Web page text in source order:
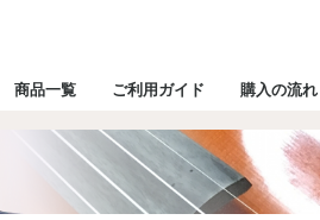
商品一覧 ご利用ガイド 購入の流れ